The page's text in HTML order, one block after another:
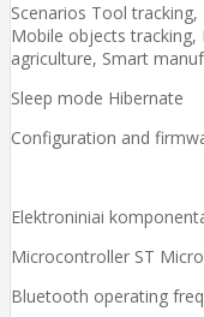
Scenarios Tool
Mobile objects tracking,
agriculture, Smart
Sleep mode Hibernate
Configuration and
Elektroniniai
Microcontroller ST
Bluetooth operating